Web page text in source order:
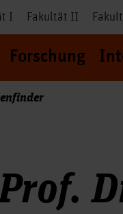
I Fakultät II
Forschung